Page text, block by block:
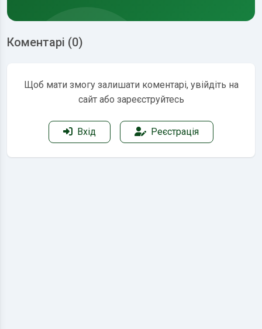
Коментарі (0)
Щоб мати змогу залишати коментарі, увійдіть на
сайт або зареєструйтесь
Вхід Реєстрація